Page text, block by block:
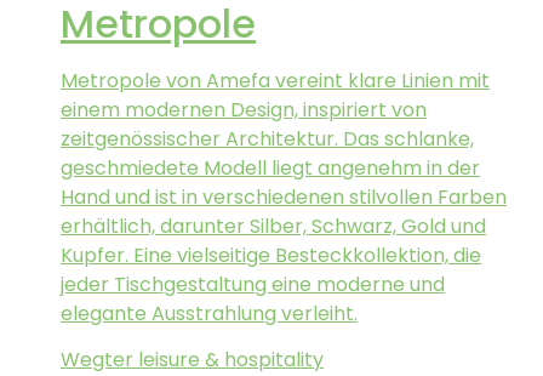
Metropole
Metropole von Amefa vereint klare Linien mit
einem modernen Design, inspiriert von
zeitgenössischer Architektur. Das schlanke,
geschmiedete Modell liegt angenehm in der
Hand und ist in verschiedenen stilvollen Farben
erhältlich, darunter Silber, Schwarz, Gold und
Kupfer. Eine vielseitige Besteckkollektion, die
jeder Tischgestaltung eine moderne und
elegante Ausstrahlung verleiht.
Wegter leisure & hospitality